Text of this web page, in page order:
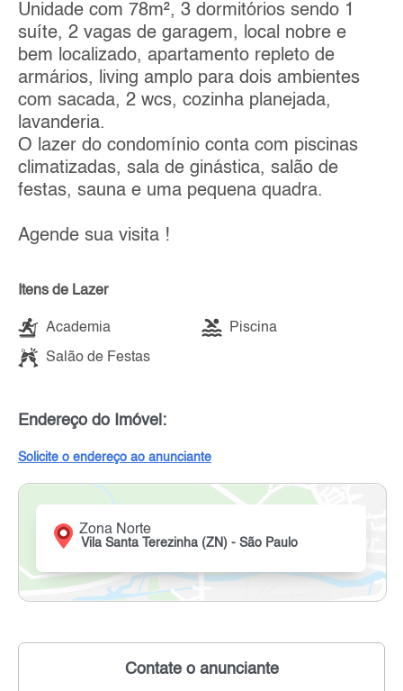
Unidade com 78m², 3 dormitórios sendo 1
suíte, 2 vagas de garagem, local nobre e
bem localizado, apartamento repleto de
armários, living amplo para dois ambientes
com sacada, 2 wcs, cozinha planejada,
lavanderia.
O lazer do condomínio conta com piscinas
climatizadas, sala de ginástica, salão de
festas, sauna e uma pequena quadra.
Agende sua visita !
Itens de Lazer
Academia Piscina
Salão de Festas
Endereço do Imóvel:
Solicite o endereço ao anunciante
Zona Norte
Vila Santa Terezinha (ZN) - São Paulo
Contate o anunciante